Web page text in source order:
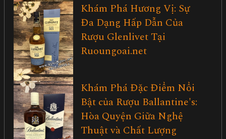
Khám Phá Hương Vị: Sự
Đa Dạng Hấp Dẫn Của
Rượu Glenlivet Tại
Ruoungoai.net
Khám Phá Đặc Điểm Nổi
Bật của Rượu Ballantine's:
Hòa Quyện Giữa Nghệ
Thuật và Chất Lượng